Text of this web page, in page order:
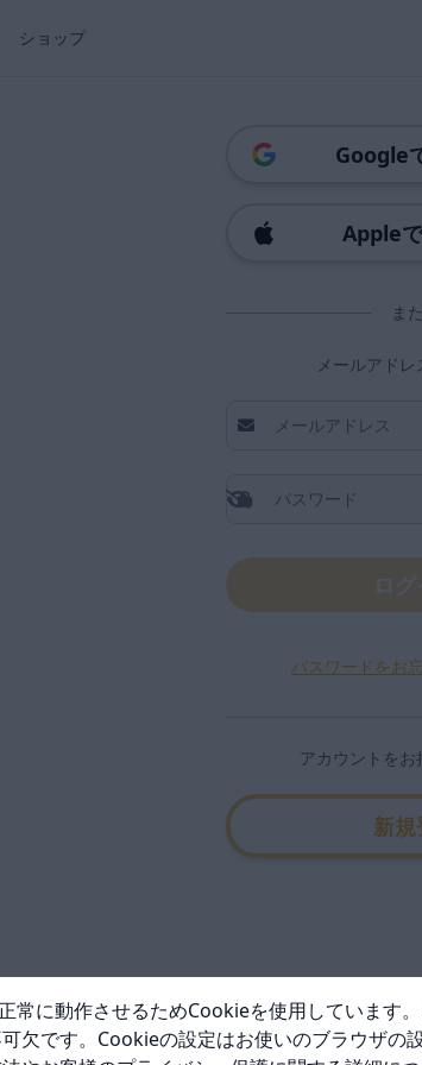
ショップ
Google
Apple
ま
メールアド
ロ
パスワードをお
アカウントを
新
常に動作させるためCookieを使用していま
欠です。Cookieの設定はお使いのブラウザ